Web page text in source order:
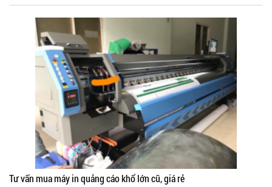
Tư vấn mua máy in quảng cáo khổ lớn cũ, giá rẻ